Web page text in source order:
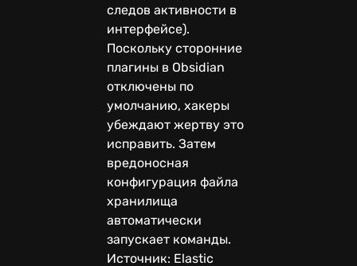
следов активности в
интерфейсе).
Поскольку сторонние
плагины в Obsidian
отключены по
умолчанию, хакеры
убеждают жертву это
исправить. Затем
вредоносная
конфигурация файла
хранилища
автоматически
запускает команды.
Источник: Elastic